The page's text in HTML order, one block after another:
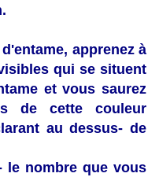
apprenez à
qui se situent
et vous saurez
de cette couleur
au dessus- de
le nombre que vous